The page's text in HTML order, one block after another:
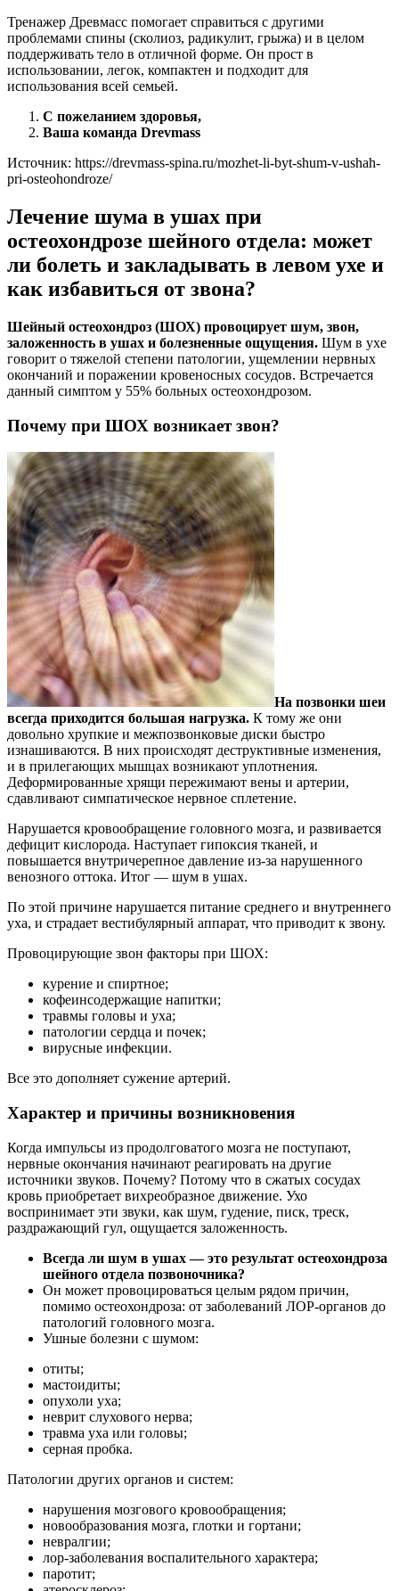
Тренажер Древмасс помогает справиться с другими
проблемами спины (сколиоз, радикулит, грыжа) и в целом
поддерживать тело в отличной форме. Он прост в
использовании, легок, компактен и подходит для
использования всей семьей.
С пожеланием здоровья,
Ваша команда Drevmass
Источник: https://drevmass-spina.ru/mozhet-li-byt-shum-v-ushah-
pri-osteohondroze/
Лечение шума в ушах при
остеохондрозе шейного отдела: может
ли болеть и закладывать в левом ухе и
как избавиться от звона?
Шейный остеохондроз (ШОХ) провоцирует шум, звон,
заложенность в ушах и болезненные ощущения. Шум в ухе
говорит о тяжелой степени патологии, ущемлении нервных
окончаний и поражении кровеносных сосудов. Встречается
данный симптом у 55% больных остеохондрозом.
Почему при ШОХ возникает звон?
На позвонки шеи
всегда приходится большая нагрузка. К тому же они
довольно хрупкие и межпозвонковые диски быстро
изнашиваются. В них происходят деструктивные изменения,
и в прилегающих мышцах возникают уплотнения.
Деформированные хрящи пережимают вены и артерии,
сдавливают симпатическое нервное сплетение.
Нарушается кровообращение головного мозга, и развивается
дефицит кислорода. Наступает гипоксия тканей, и
повышается внутричерепное давление из-за нарушенного
венозного оттока. Итог — шум в ушах.
По этой причине нарушается питание среднего и внутреннего
уха, и страдает вестибулярный аппарат, что приводит к звону.
Провоцирующие звон факторы при ШОХ:
курение и спиртное;
кофеинсодержащие напитки;
травмы головы и уха;
патологии сердца и почек;
вирусные инфекции.
Все это дополняет сужение артерий.
Характер и причины возникновения
Когда импульсы из продолговатого мозга не поступают,
нервные окончания начинают реагировать на другие
источники звуков. Почему? Потому что в сжатых сосудах
кровь приобретает вихреобразное движение. Ухо
воспринимает эти звуки, как шум, гудение, писк, треск,
раздражающий гул, ощущается заложенность.
Всегда ли шум в ушах — это результат остеохондроза
шейного отдела позвоночника?
Он может провоцироваться целым рядом причин,
помимо остеохондроза: от заболеваний ЛОР-органов до
патологий головного мозга.
Ушные болезни с шумом:
отиты;
мастоидиты;
опухоли уха;
неврит слухового нерва;
травма уха или головы;
серная пробка.
Патологии других органов и систем:
нарушения мозгового кровообращения;
новообразования мозга, глотки и гортани;
невралгии;
лор-заболевания воспалительного характера;
паротит;